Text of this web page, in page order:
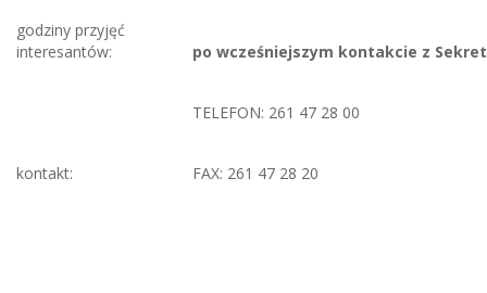
godziny przyjęć
interesantów:
po wcześniejszym kontakcie z
kontakt:
TELEFON: 261 47 28 00
FAX: 261 47 28 20